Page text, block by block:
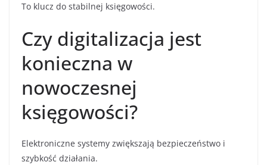
To klucz do stabilnej księgowości.
Czy digitalizacja jest
konieczna w
nowoczesnej
księgowości?
Elektroniczne systemy zwiększają bezpieczeństwo i
szybkość działania.